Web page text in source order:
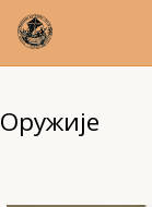
Оружије